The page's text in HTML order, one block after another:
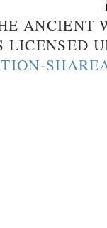
ANCIENT
LICENSED